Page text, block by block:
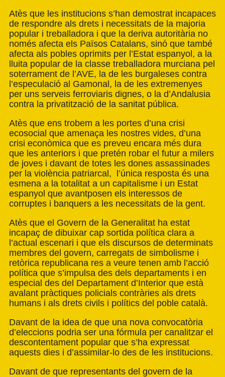
Atès que les institucions s’han demostrat incapaces
de respondre als drets i necessitats de la majoria
popular i treballadora i que la deriva autoritària no
només afecta els Països Catalans, sinó que també
afecta als pobles oprimits per l’Estat espanyol, a la
lluita popular de la classe treballadora murciana pel
soterrament de l’AVE, la de les burgaleses contra
l’especulació al Gamonal, la de les extremenyes
per uns serveis ferroviaris dignes, o la d’Andalusia
contra la privatització de la sanitat pública.
Atès que ens trobem a les portes d’una crisi
ecosocial que amenaça les nostres vides, d’una
crisi econòmica que es preveu encara més dura
que les anteriors i que pretén robar el futur a milers
de joves i davant de totes les dones assassinades
per la violència patriarcal, l’única resposta és una
esmena a la totalitat a un capitalisme i un Estat
espanyol que avantposen els interessos de
corruptes i banquers a les necessitats de la gent.
Atès que el Govern de la Generalitat ha estat
incapaç de dibuixar cap sortida política clara a
l’actual escenari i que els discursos de determinats
membres del govern, carregats de simbolisme i
retòrica republicana res a veure tenen amb l’acció
política que s’impulsa des dels departaments i en
especial des del Departament d’Interior que està
avalant pràctiques policials contràries als drets
humans i als drets civils i polítics del poble català.
Davant de la idea de que una nova convocatòria
d’eleccions podria ser una fórmula per canalitzar el
descontentament popular que s’ha expressat
aquests dies i d’assimilar-lo des de les institucions.
Davant de que representants del govern de la